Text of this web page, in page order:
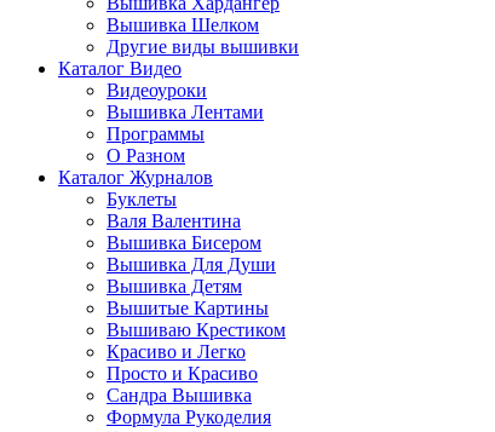
Вышивка Шелком
Другие виды вышивки
Каталог Видео
Видеоуроки
Вышивка Лентами
Программы
О Разном
Каталог Журналов
Буклеты
Валя Валентина
Вышивка Бисером
Вышивка Для Души
Вышивка Детям
Вышитые Картины
Вышиваю Крестиком
Красиво и Легко
Просто и Красиво
Сандра Вышивка
Формула Рукоделия